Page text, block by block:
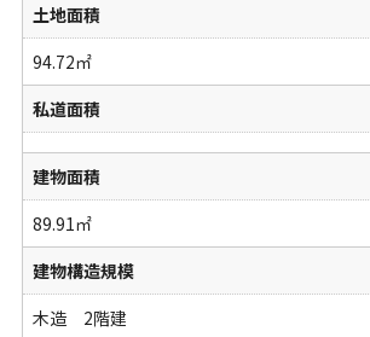
土地面積
94.72㎡
私道面積
建物面積
89.91㎡
建物構造規模
木造 2階建